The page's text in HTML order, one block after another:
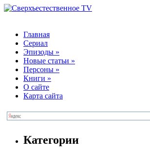
Главная
Сериал
Эпизоды »
Новые статьи »
Персоны »
Книги »
О сайте
Карта сайта
Категории